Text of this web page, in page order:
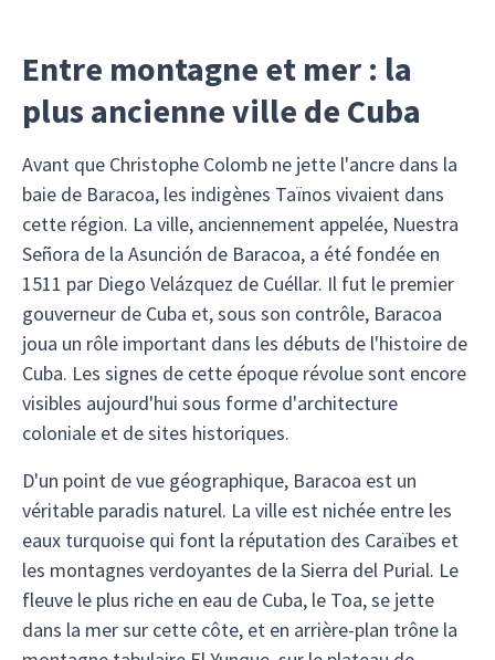
Entre montagne et mer : la
plus ancienne ville de Cuba
Avant que Christophe Colomb ne jette l'ancre dans la
baie de Baracoa, les indigènes Taïnos vivaient dans
cette région. La ville, anciennement appelée, Nuestra
Señora de la Asunción de Baracoa, a été fondée en
1511 par Diego Velázquez de Cuéllar. Il fut le premier
gouverneur de Cuba et, sous son contrôle, Baracoa
joua un rôle important dans les débuts de l'histoire de
Cuba. Les signes de cette époque révolue sont encore
visibles aujourd'hui sous forme d'architecture
coloniale et de sites historiques.
D'un point de vue géographique, Baracoa est un
véritable paradis naturel. La ville est nichée entre les
eaux turquoise qui font la réputation des Caraïbes et
les montagnes verdoyantes de la Sierra del Purial. Le
fleuve le plus riche en eau de Cuba, le Toa, se jette
dans la mer sur cette côte, et en arrière-plan trône la